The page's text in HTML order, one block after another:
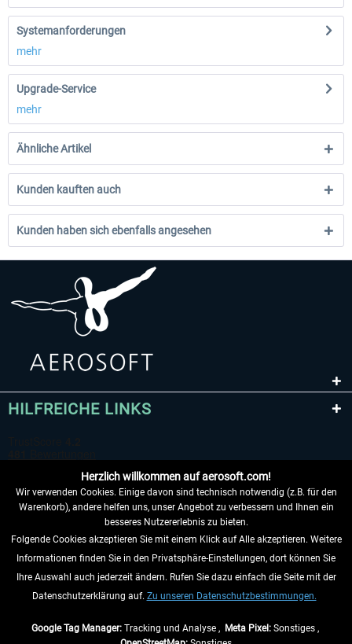
Systemanforderungen
mehr
Upgrade-Service
mehr
Ähnliche Artikel
Kunden kauften auch
Kunden haben sich ebenfalls angesehen
HILFREICHE LINKS
VERTRAG WIDERRUFEN
INFORMATIONEN
Herzlich willkommen auf aerosoft.com!
Wir verwenden Cookies. Einige davon sind technisch notwendig (z.B. für den
Warenkorb), andere helfen uns, unser Angebot zu verbessern und Ihnen ein
besseres Nutzererlebnis zu bieten.
Folgende Cookies akzeptieren Sie mit einem Klick auf Alle akzeptieren. Weitere
Informationen finden Sie in den Privatsphäre-Einstellungen, dort können Sie
Ihre Auswahl auch jederzeit ändern. Rufen Sie dazu einfach die Seite mit der
Datenschutzerklärung auf. Zu unseren Datenschutzbestimmungen.
Google Tag Manager:Tracking und Analyse , Meta Pixel:Sonstiges ,